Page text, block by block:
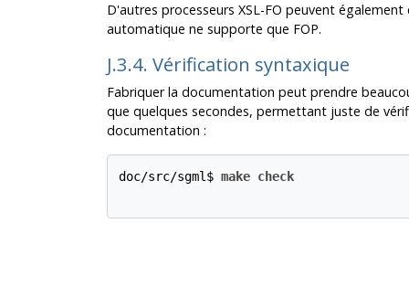
D'autres processeurs XSL-FO peuvent
automatique ne supporte que FOP.
J.3.4. Vérification syntaxique
Fabriquer la documentation peut prendre
que quelques secondes, permettant juste de
documentation :
doc/src/sgml$ make check